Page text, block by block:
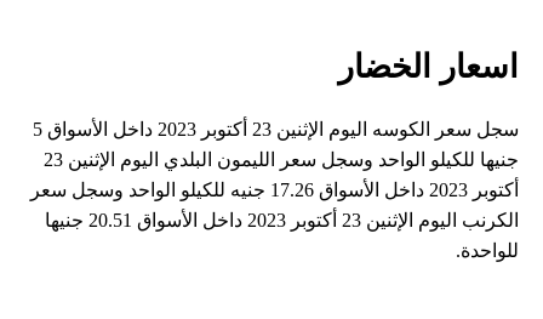
اسعار الخضار
سجل سعر الكوسه اليوم الإثنين 23 أكتوبر 2023 داخل الأسواق 5
جنيها للكيلو الواحد وسجل سعر الليمون البلدي اليوم الإثنين 23
أكتوبر 2023 داخل الأسواق 17.26 جنيه للكيلو الواحد وسجل سعر
الكرنب اليوم الإثنين 23 أكتوبر 2023 داخل الأسواق 20.51 جنيها
للواحدة.